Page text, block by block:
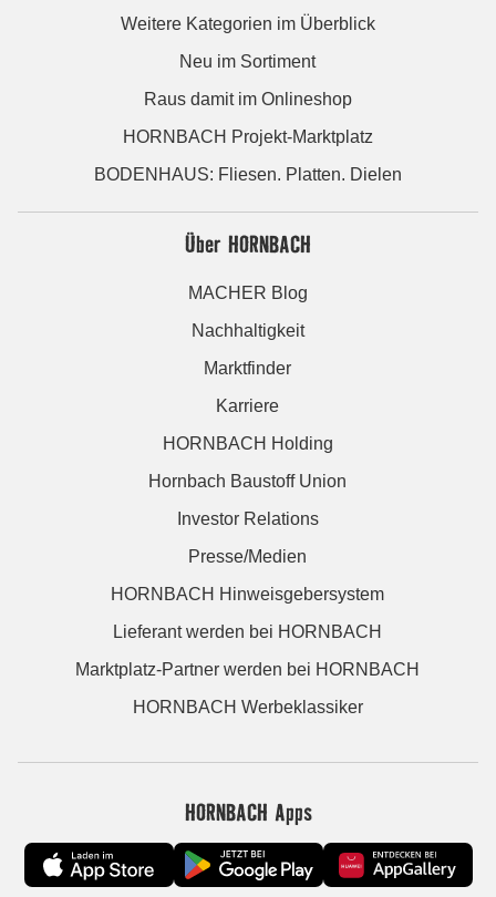
Weitere Kategorien im Überblick
Neu im Sortiment
Raus damit im Onlineshop
HORNBACH Projekt-Marktplatz
BODENHAUS: Fliesen. Platten. Dielen
Über HORNBACH
MACHER Blog
Nachhaltigkeit
Marktfinder
Karriere
HORNBACH Holding
Hornbach Baustoff Union
Investor Relations
Presse/Medien
HORNBACH Hinweisgebersystem
Lieferant werden bei HORNBACH
Marktplatz-Partner werden bei HORNBACH
HORNBACH Werbeklassiker
HORNBACH Apps